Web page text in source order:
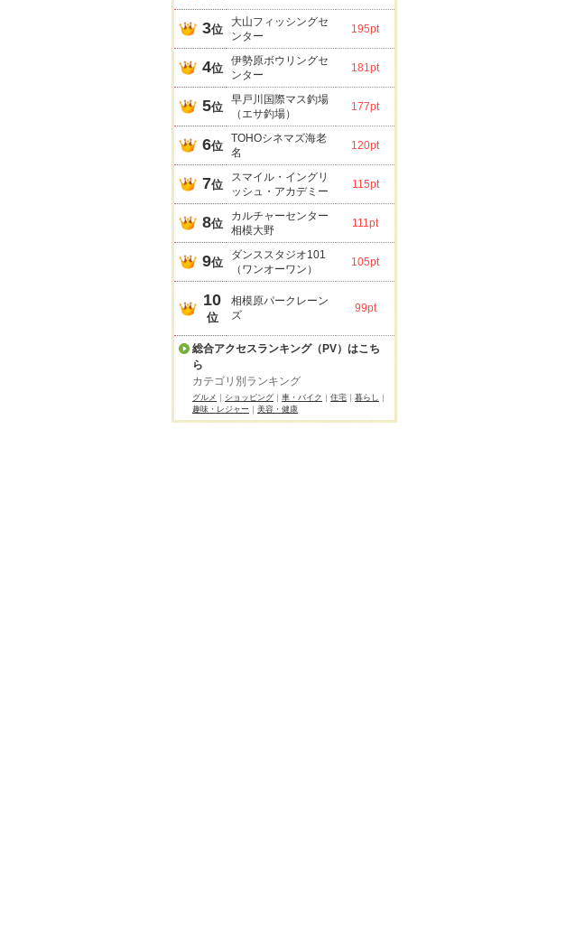
3位
大山フィッシングセ
ンター
195pt
4位
伊勢原ボウリングセ
ンター
181pt
5位
早戸川国際マス釣場
（エサ釣場）
177pt
6位
TOHOシネマズ海老
名
120pt
7位
スマイル・イングリ
ッシュ・アカデミー
115pt
8位
カルチャーセンター
相模大野
111pt
9位
ダンススタジオ101
（ワンオーワン）
105pt
10
位
相模原パークレーン
ズ
99pt
総合アクセスランキング（PV）はこち
ら
カテゴリ別ランキング
グルメ ショッピング 車・バイク 住宅 暮らし
趣味・レジャー
美容・健康